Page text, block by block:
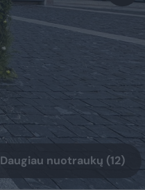
Daugiau nuotraukų (12)